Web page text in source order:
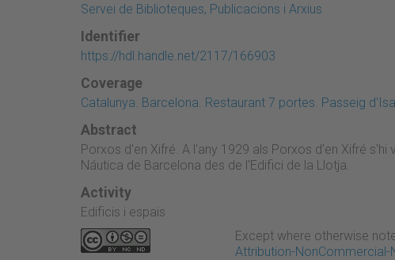
Servei de Biblioteques, Publicacions i Arxius
Identifier
https://hdl.handle.net/2117/166903
Coverage
Catalunya. Barcelona. Restaurant 7 portes. Passeig
Abstract
Porxos d'en Xifré. A l'any 1929 als Porxos d'en Xifré s'hi
Náutica de Barcelona des de l'Edifici de la Llotja.
Activity
Edificis i espais
Except where otherwise
Attribution-NonCommercial-